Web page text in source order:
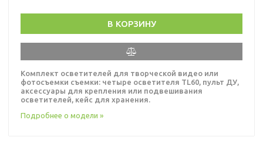
В КОРЗИНУ
Комплект осветителей для творческой видео или
фотосъемки съемки: четыре осветителя TL60, пульт ДУ,
аксессуары для крепления или подвешивания
осветителей, кейс для хранения.
Подробнее о модели »